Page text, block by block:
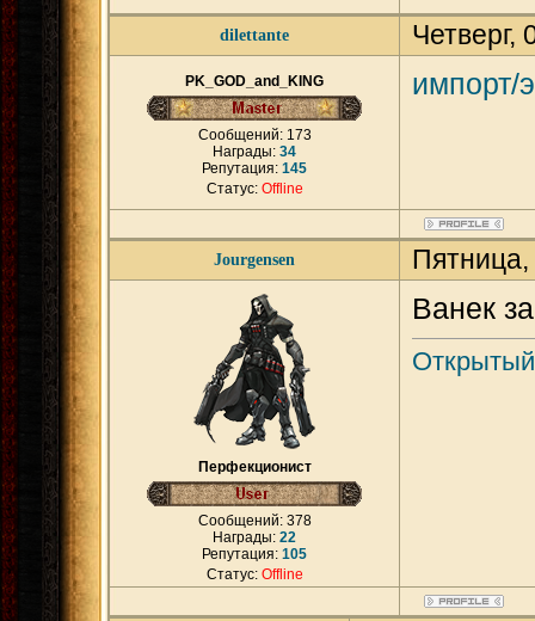
dilettante
PK_GOD_and_KING
Сообщений: 173
Награды: 34
Репутация: 145
Статус: Offline
импорт/
Jourgensen
Перфекционист
Сообщений: 378
Награды: 22
Репутация: 105
Статус: Offline
Ванек